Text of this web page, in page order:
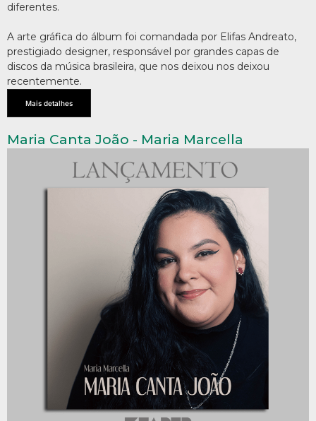
diferentes.
A arte gráfica do álbum foi comandada por Elifas Andreato,
prestigiado designer, responsável por grandes capas de
discos da música brasileira, que nos deixou nos deixou
recentemente.
Mais detalhes
Maria Canta João - Maria Marcella